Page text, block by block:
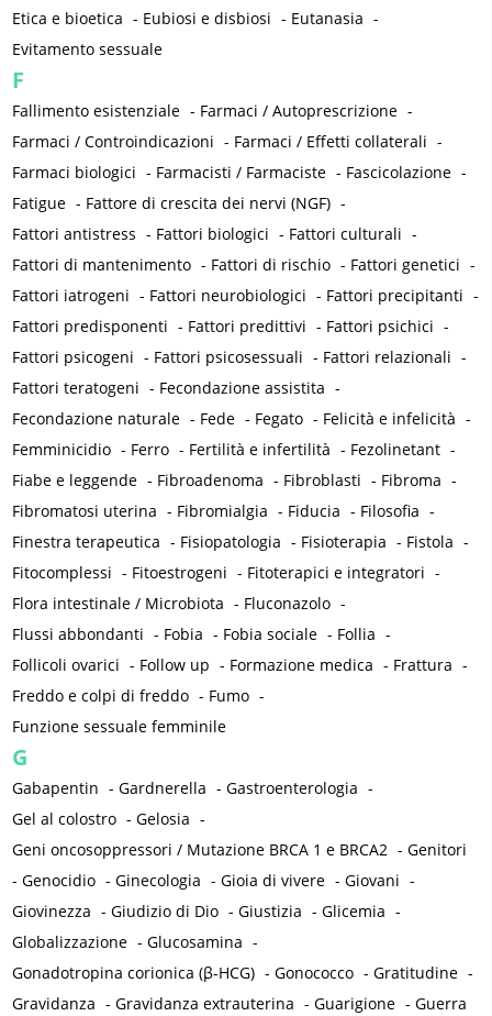
Etica e bioetica - Eubiosi e disbiosi - Eutanasia -
Evitamento sessuale
F
Fallimento esistenziale - Farmaci / Autoprescrizione -
Farmaci / Controindicazioni - Farmaci / Effetti collaterali -
Farmaci biologici - Farmacisti / Farmaciste - Fascicolazione -
Fatigue - Fattore di crescita dei nervi (NGF) -
Fattori antistress - Fattori biologici - Fattori culturali -
Fattori di mantenimento - Fattori di rischio - Fattori genetici -
Fattori iatrogeni - Fattori neurobiologici - Fattori precipitanti -
Fattori predisponenti - Fattori predittivi - Fattori psichici -
Fattori psicogeni - Fattori psicosessuali - Fattori relazionali -
Fattori teratogeni - Fecondazione assistita -
Fecondazione naturale - Fede - Fegato - Felicità e infelicità -
Femminicidio - Ferro - Fertilità e infertilità - Fezolinetant -
Fiabe e leggende - Fibroadenoma - Fibroblasti - Fibroma -
Fibromatosi uterina - Fibromialgia - Fiducia - Filosofia -
Finestra terapeutica - Fisiopatologia - Fisioterapia - Fistola -
Fitocomplessi - Fitoestrogeni - Fitoterapici e integratori -
Flora intestinale / Microbiota - Fluconazolo -
Flussi abbondanti - Fobia - Fobia sociale - Follia -
Follicoli ovarici - Follow up - Formazione medica - Frattura -
Freddo e colpi di freddo - Fumo -
Funzione sessuale femminile
G
Gabapentin -Gardnerella -Gastroenterologia -
Gel al colostro -Gelosia -
Geni oncosoppressori / Mutazione BRCA 1 e BRCA2 -Genitori
-Genocidio -Ginecologia -Gioia di vivere -Giovani -
Giovinezza -Giudizio di Dio -Giustizia -Glicemia -
Globalizzazione -Glucosamina -
Gonadotropina corionica (β-HCG) -Gonococco -Gratitudine -
Gravidanza -Gravidanza extrauterina -Guarigione -Guerra